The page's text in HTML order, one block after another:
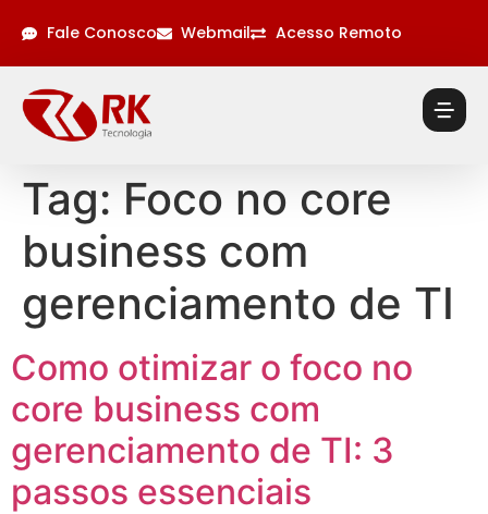
Fale Conosco Webmail Acesso Remoto
Tag: Foco no core
business com
gerenciamento de TI
Como otimizar o foco no
core business com
gerenciamento de TI: 3
passos essenciais